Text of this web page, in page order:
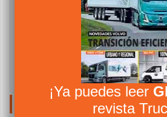
¡Ya puedes leer
revista